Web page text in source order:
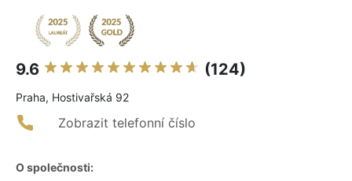
9.6 (124)
Praha, Hostivařská 92
Zobrazit telefonní číslo
O společnosti: